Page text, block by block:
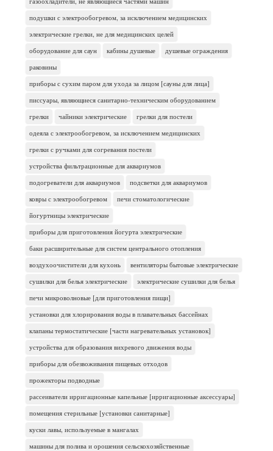
подушки с электрообогревом, за исключением медицинских
электрические грелки, не для медицинских целей
оборудование для саун
кабины душевые
душевые ограждения
раковины
приборы с сухим паром для ухода за лицом [сауны для лица]
писсуары, являющиеся санитарно-техническим оборудованием
грелки
чайники электрические
грелки для постели
одеяла с электрообогревом, за исключением медицинских
грелки с ручками для согревания постели
устройства фильтрационные для аквариумов
подогреватели для аквариумов
подсветки для аквариумов
ковры с электрообогревом
печи стоматологические
йогуртницы электрические
приборы для приготовления йогурта электрические
баки расширительные для систем центрального отопления
воздухоочистители для кухонь
вентиляторы бытовые электрические
сушилки для белья электрические
электрические сушилки для белья
печи микроволновые [для приготовления пищи]
установки для хлорирования воды в плавательных бассейнах
клапаны термостатические [части нагревательных установок]
устройства для образования вихревого движения воды
приборы для обезвоживания пищевых отходов
прожекторы подводные
рассеиватели ирригационные капельные [ирригационные аксессуары]
помещения стерильные [установки санитарные]
куски лавы, используемые в мангалах
машины для полива и орошения сельскохозяйственные